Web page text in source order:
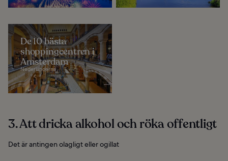
De 10 bästa
shoppingcentren i
Amsterdam
Nederländerna
3. Att dricka alkohol och röka offentligt
Det är antingen olagligt eller ogillat